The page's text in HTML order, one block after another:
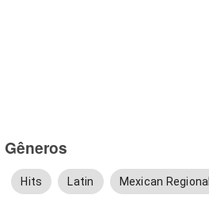
Gêneros
Hits Latin Mexican Regional